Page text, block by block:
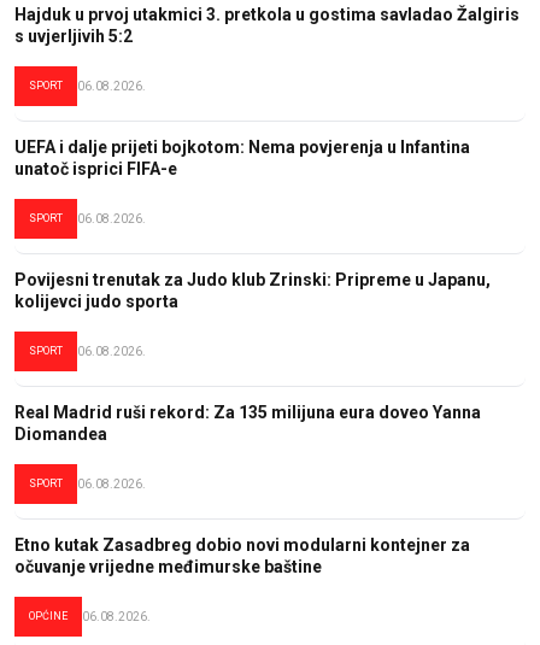
Hajduk u prvoj utakmici 3. pretkola u gostima savladao Žalgiris
s uvjerljivih 5:2
SPORT 06.08.2026.
UEFA i dalje prijeti bojkotom: Nema povjerenja u Infantina
unatoč isprici FIFA-e
SPORT 06.08.2026.
Povijesni trenutak za Judo klub Zrinski: Pripreme u Japanu,
kolijevci judo sporta
SPORT 06.08.2026.
Real Madrid ruši rekord: Za 135 milijuna eura doveo Yanna
Diomandea
SPORT 06.08.2026.
Etno kutak Zasadbreg dobio novi modularni kontejner za
očuvanje vrijedne međimurske baštine
OPĆINE 06.08.2026.